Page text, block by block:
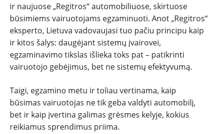
ir naujuose „Regitros“ automobiliuose, skirtuose
būsimiems vairuotojams egzaminuoti. Anot „Regitros“
eksperto, Lietuva vadovaujasi tuo pačiu principu kaip
ir kitos šalys: daugėjant sistemų įvairovei,
egzaminavimo tikslas išlieka toks pat – patikrinti
vairuotojo gebėjimus, bet ne sistemų efektyvumą.
Taigi, egzamino metu ir toliau vertinama, kaip
būsimas vairuotojas ne tik geba valdyti automobilį,
bet ir kaip įvertina galimas grėsmes kelyje, kokius
reikiamus sprendimus priima.